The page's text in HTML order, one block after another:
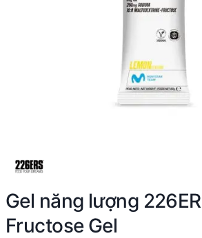
Gel năng lượng
Fructose Gel